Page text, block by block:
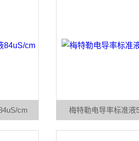
cm 梅特勒电导率标准液